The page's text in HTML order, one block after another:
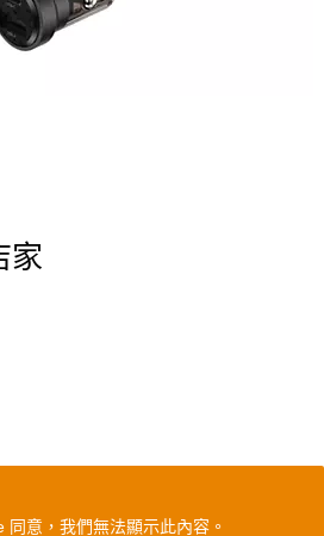
家
同意，我們無法顯示此內容。